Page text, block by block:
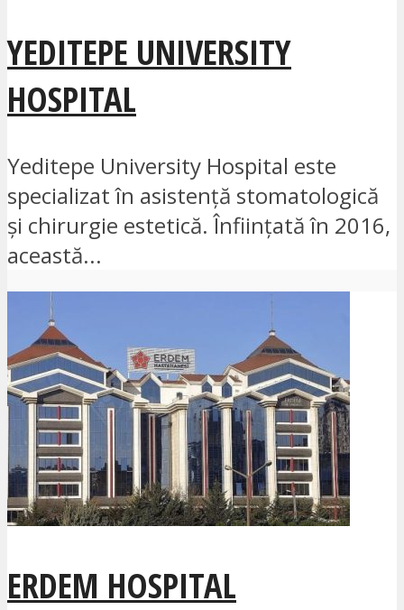
YEDITEPE UNIVERSITY
HOSPITAL
Yeditepe University Hospital este
specializat în asistență stomatologică
și chirurgie estetică. Înființată în 2016,
această...
ERDEM HOSPITAL